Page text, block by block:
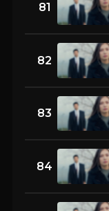
81
82
83
84